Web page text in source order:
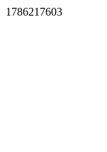
1786217603